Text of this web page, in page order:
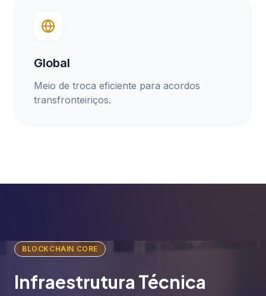
Global
Meio de troca eficiente para acordos
transfronteiriços.
BLOCKCHAIN CORE
Infraestrutura Técnica